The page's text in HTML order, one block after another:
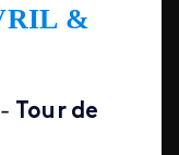
&
Tour de